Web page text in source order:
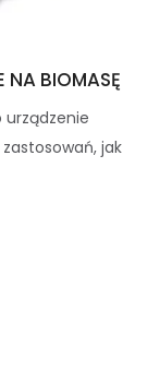
NA BIOMASĘ
urządzenie
jak